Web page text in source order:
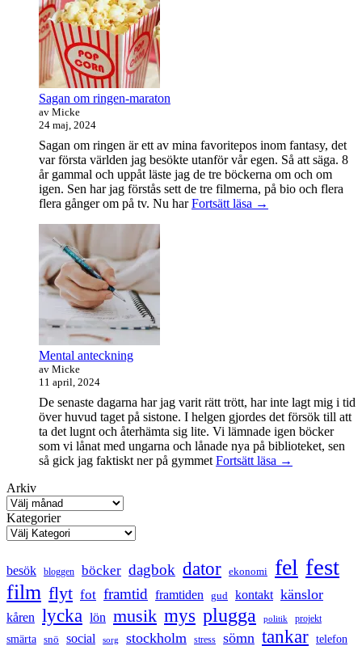
Sagan om ringen-maraton
av Micke
24 maj, 2024
Sagan om ringen är ett av mina favoritepos inom fantasy, det
var första världen jag besökte utanför vår egen. Så att säga. 8
år gammal och uppåt läste jag de tre böckerna om och om
igen. Sen har jag förstås sett de tre filmerna, på bio och flera
flera gånger om på tv. Nu harFortsätt läsa Sagan
→
Mental anteckning
av Micke
11 april, 2024
De senaste dagarna har jag varit rätt trött, har inte lagt mig i tid
över huvud taget på sistone. I helgen gjordes det försök till att
ta det lugnt och återhämta sig lite. Vi lämnade igen böcker
som vi lånat med ungarna och lånade nya på biblioteket, sen
så gick jag faktiskt ner på gymmet Fortsätt läsa Mental
→
Arkiv
Kategorier
besök bloggen böcker dagbok dator ekonomi fel fest
film flyt fot framtid framtiden gud kontakt känslor
kåren lycka lön musik mys plugga politik projekt
smärta snö social sorg stockholm stress sömn tankar telefon